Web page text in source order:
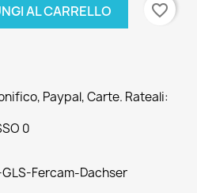
AL CARRELLO favorite_border
Paypal, Carte. Rateali:
0
Fercam-Dachser